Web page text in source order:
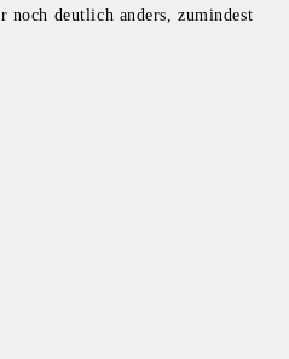
noch deutlich anders, zumindest